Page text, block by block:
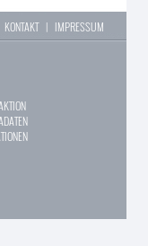
KONTAKT| IMPRESSUM